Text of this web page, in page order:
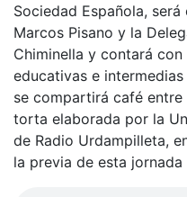
Sociedad Española,
Marcos Pisano y la
Chiminella y contará
educativas e
se compartirá café
torta elaborada por la
de Radio Urdampilleta,
la previa de esta